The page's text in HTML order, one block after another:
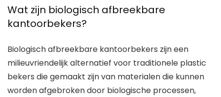
Wat zijn biologisch afbreekbare
kantoorbekers?
Biologisch afbreekbare kantoorbekers zijn een
milieuvriendelijk alternatief voor traditionele plastic
bekers die gemaakt zijn van materialen die kunnen
worden afgebroken door biologische processen,